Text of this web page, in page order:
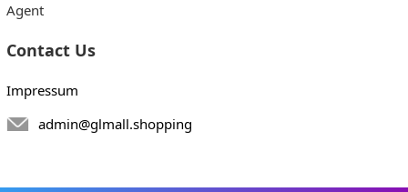
Agent
Contact Us
Impressum
admin@glmall.shopping